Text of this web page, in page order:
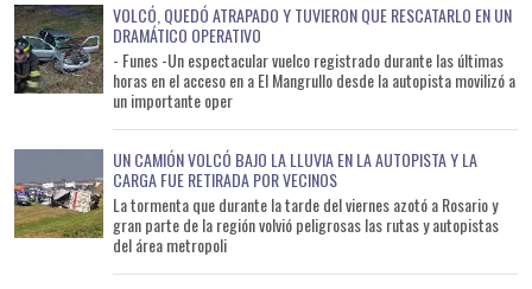
VOLCÓ, QUEDÓ ATRAPADO Y TUVIERON QUE RESCATARLO EN UN
DRAMÁTICO OPERATIVO
- Funes -Un espectacular vuelco registrado durante las últimas
horas en el acceso en a El Mangrullo desde la autopista movilizó a
un importante oper
UN CAMIÓN VOLCÓ BAJO LA LLUVIA EN LA AUTOPISTA Y LA
CARGA FUE RETIRADA POR VECINOS
La tormenta que durante la tarde del viernes azotó a Rosario y
gran parte de la región volvió peligrosas las rutas y autopistas
del área metropoli